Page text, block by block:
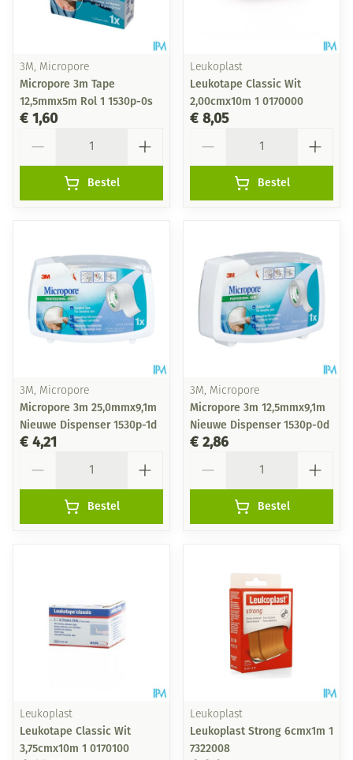
3M, Micropore
Micropore 3m Tape
12,5mmx5m Rol 1 1530p-0s
€ 1,60
Bestel
Leukoplast
Leukotape Classic Wit
2,00cmx10m 1 0170000
€ 8,05
Bestel
3M, Micropore
Micropore 3m 25,0mmx9,1m
Nieuwe Dispenser 1530p-1d
€ 4,21
Bestel
3M, Micropore
Micropore 3m 12,5mmx9,1m
Nieuwe Dispenser 1530p-0d
€ 2,86
Bestel
Leukoplast
Leukotape Classic Wit
3,75cmx10m 1 0170100
Leukoplast
Leukoplast Strong 6cmx1m 1
7322008